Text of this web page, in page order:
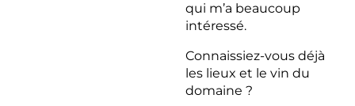
qui m’a beaucoup
intéressé.
Connaissiez-vous déjà
les lieux et le vin du
domaine ?